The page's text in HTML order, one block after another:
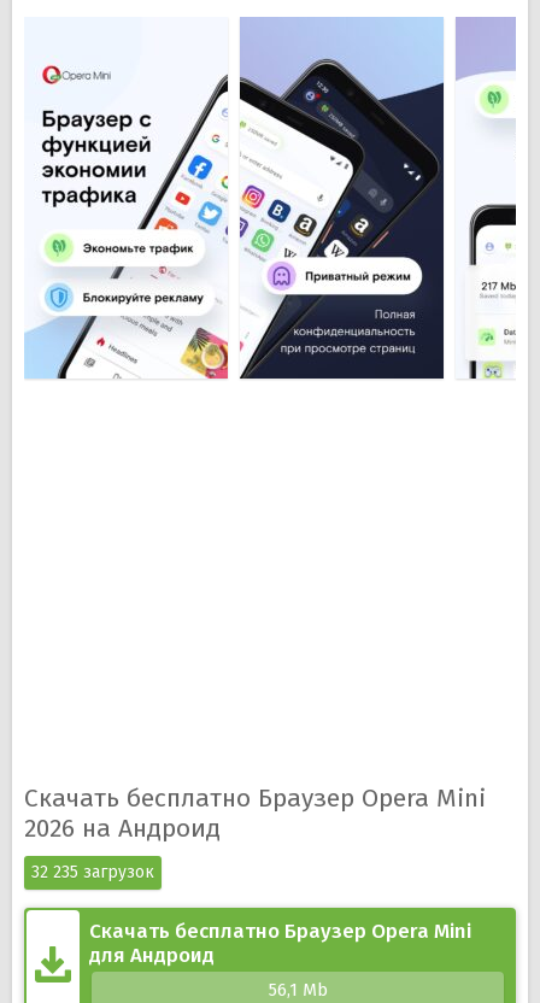
Основные особенности Браузер Opera
Mini для Android:
Быстрая загрузка сайтов и веб-страниц;
Экономия мобильного трафика до 90%;
Встроенный блокировщик рекламы;
Менеджер загрузок для файлов, видео и музыки;
Сохранение страниц для чтения без интернета;
ИИ-помощник Aria внутри браузера;
Быстрый доступ к избранным сайтам;
Удобная работа на телефонах и планшетах.
Скачать бесплатно Браузер Opera Mini
2026 на Андроид
32 235 загрузок
Скачать бесплатно Браузер Opera Mini
для Андроид
56,1 Mb